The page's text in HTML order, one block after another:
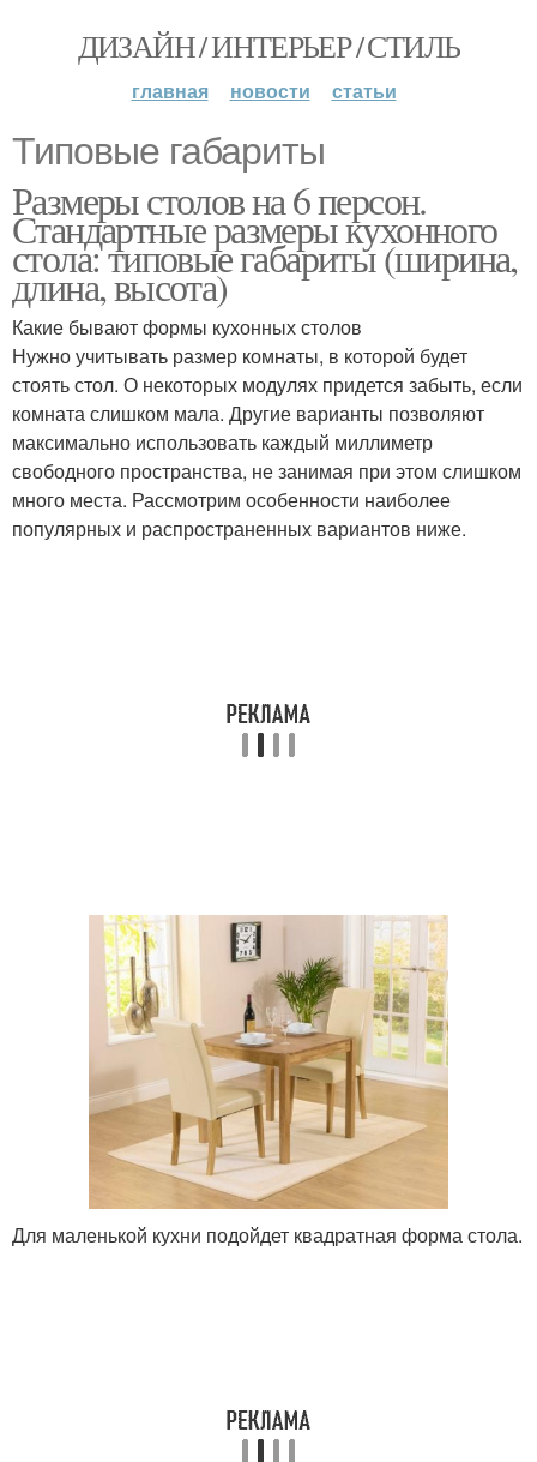
ДИЗАЙН / ИНТЕРЬЕР / СТИЛЬ
главная новости статьи
Типовые габариты
Размеры столов на 6 персон.
Стандартные размеры кухонного
стола: типовые габариты (ширина,
длина, высота)
Какие бывают формы кухонных столов
Нужно учитывать размер комнаты, в которой будет
стоять стол. О некоторых модулях придется забыть, если
комната слишком мала. Другие варианты позволяют
максимально использовать каждый миллиметр
свободного пространства, не занимая при этом слишком
много места. Рассмотрим особенности наиболее
популярных и распространенных вариантов ниже.
Для маленькой кухни подойдет квадратная форма стола.